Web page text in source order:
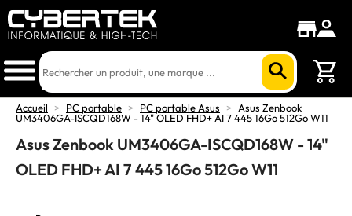
Accueil > PC portable > PC portable Asus >
Asus Zenbook
UM3406GA-ISCQD168W - 14" OLED FHD+ AI 7 445 16Go 512Go W11
Asus Zenbook UM3406GA-ISCQD168W - 14"
OLED FHD+ AI 7 445 16Go 512Go W11